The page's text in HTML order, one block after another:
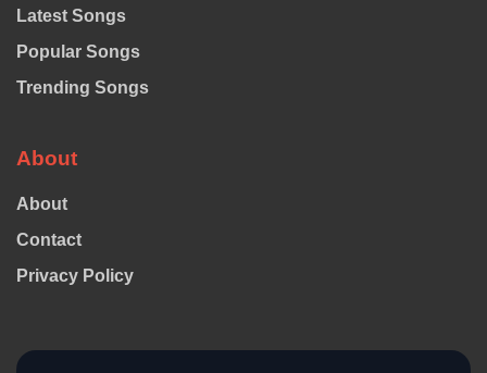
Latest Songs
Popular Songs
Trending Songs
About
About
Contact
Privacy Policy